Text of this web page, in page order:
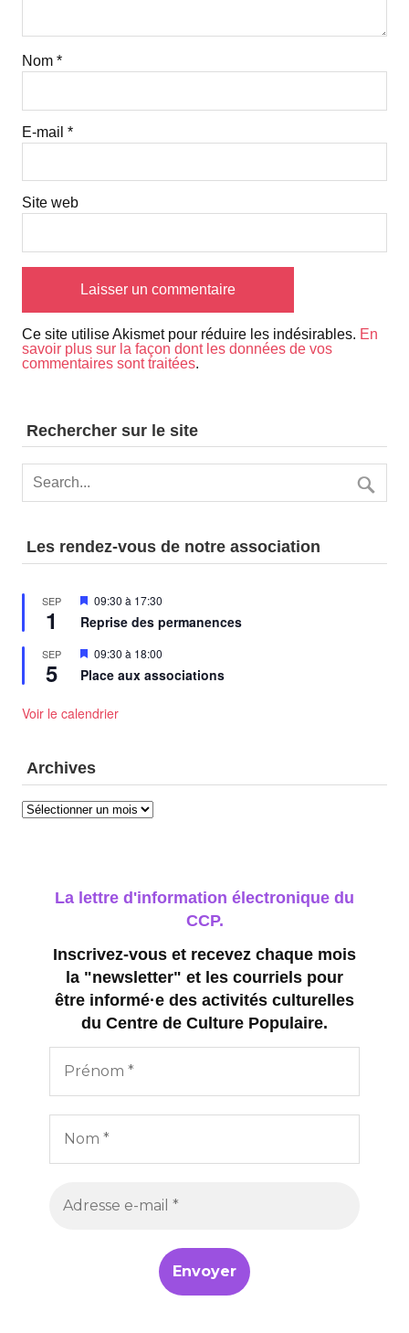
Nom *
E-mail *
Site web
Ce site utilise Akismet pour réduire les indésirables. En
savoir plus sur la façon dont les données de vos
commentaires sont traitées.
Rechercher sur le site
Les rendez-vous de notre association
SEP
1
Mis
avant
09:30 à 17:30
Reprise des permanences
SEP
5
Mis
avant
09:30 à 18:00
Place aux associations
Voir le calendrier
Archives
Archives
La lettre d'information électronique du
CCP.
Inscrivez-vous et recevez chaque mois
la "newsletter" et les courriels pour
être informé·e des activités culturelles
du Centre de Culture Populaire.